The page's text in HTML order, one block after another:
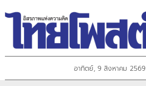
อาทิตย์, 9 สิงหาคม 2569